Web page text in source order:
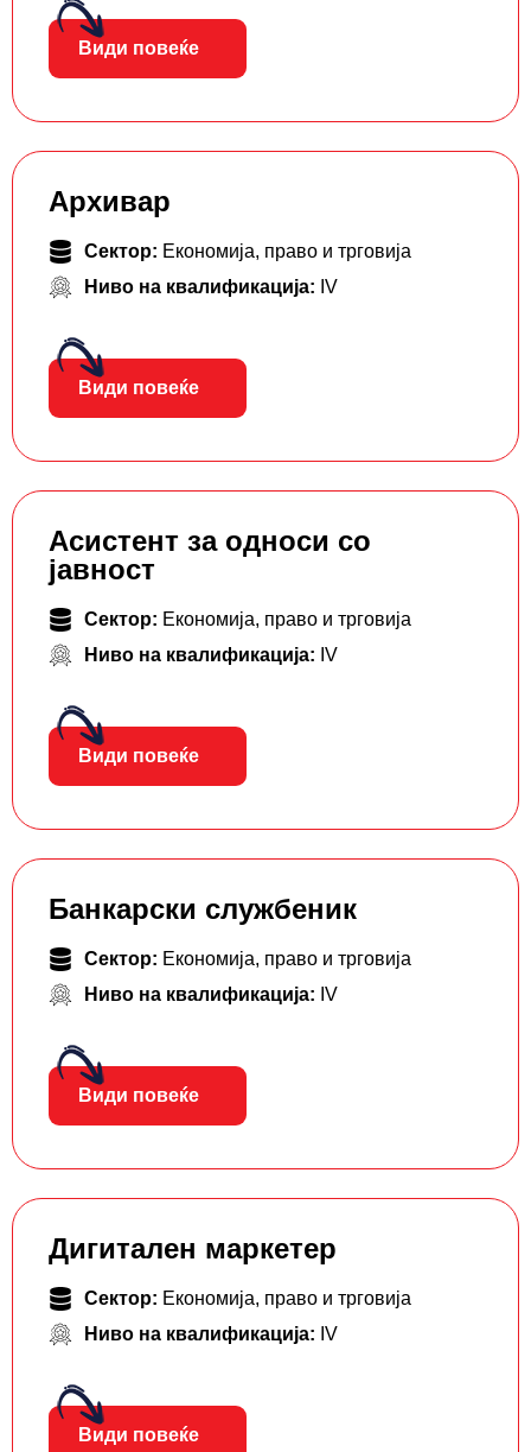
Види повеќе
Архивар
Сектор: Економија, право и трговија
Ниво на квалификација: IV
Види повеќе
Асистент за односи со
јавност
Сектор: Економија, право и трговија
Ниво на квалификација: IV
Види повеќе
Банкарски службеник
Сектор: Економија, право и трговија
Ниво на квалификација: IV
Види повеќе
Дигитален маркетер
Сектор: Економија, право и трговија
Ниво на квалификација: IV
Види повеќе